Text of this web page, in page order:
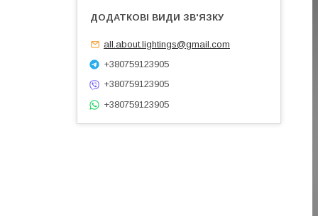
all.about.lightings@gmail.com
+380759123905
+380759123905
+380759123905